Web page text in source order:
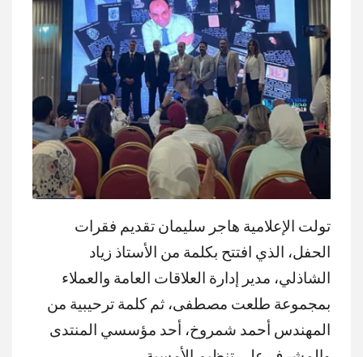
تولت الإعلامية هاجر سليمان تقديم فقرات
الحفل، الذي افتتح بكلمة من الأستاذ زياد
الشاذلي، مدير إدارة العلاقات العامة والعملاء
بمجموعة طلعت مصطفى، ثم كلمة ترحيبية من
المهندس أحمد شمروخ، أحد مؤسسي المنتدى